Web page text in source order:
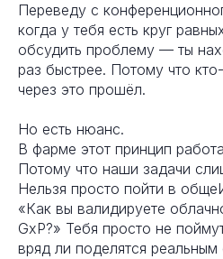
Переведу с
когда у тебя есть круг
обсудить проблему — ты
раз быстрее. Потому что
через это прошёл.
Но есть нюанс.
В фарме этот принцип
Потому что наши задачи
Нельзя просто пойти в
«Как вы валидируете
GxP?» Тебя просто не
вряд ли поделятся